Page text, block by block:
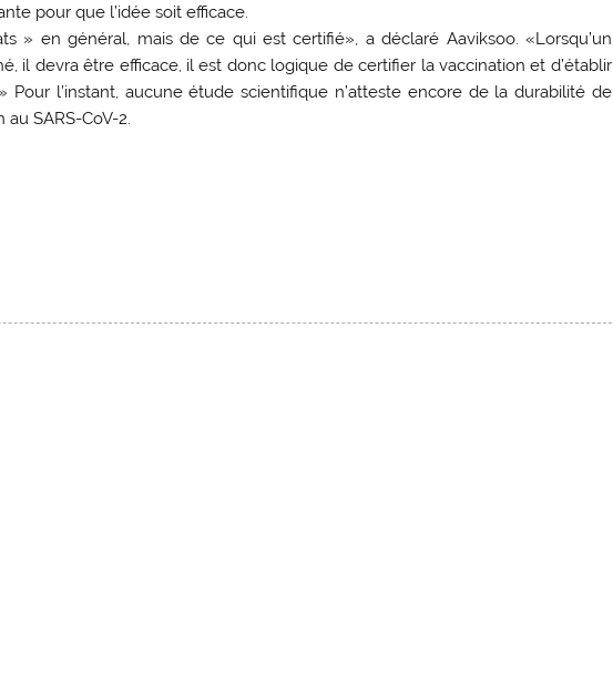
pour que l’idée soit efficace.
» en général, mais de ce qui est certifié», a déclaré Aaviksoo. «Lorsqu’un
il devra être efficace, il est donc logique de certifier la vaccination et d’établir
Pour l’instant, aucune étude scientifique n’atteste encore de la durabilité de
SARS-CoV-2.